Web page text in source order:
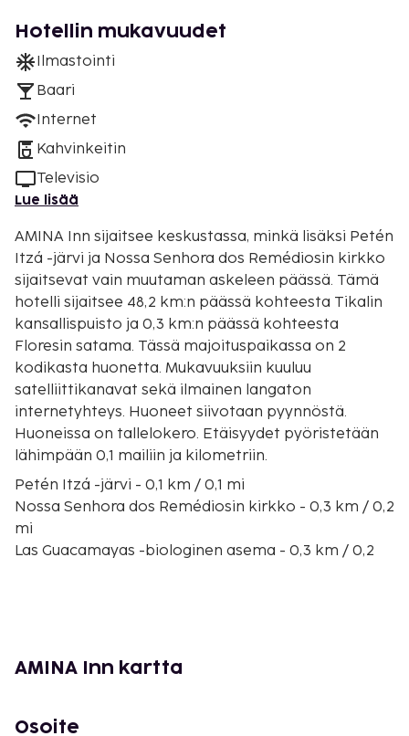
Hotellin mukavuudet
Ilmastointi
Baari
Internet
Kahvinkeitin
Televisio
Lue lisää
AMINA Inn sijaitsee keskustassa, minkä lisäksi Petén
Itzá -järvi ja Nossa Senhora dos Remédiosin kirkko
sijaitsevat vain muutaman askeleen päässä. Tämä
hotelli sijaitsee 48,2 km:n päässä kohteesta Tikalin
kansallispuisto ja 0,3 km:n päässä kohteesta
Floresin satama. Tässä majoituspaikassa on 2
kodikasta huonetta. Mukavuuksiin kuuluu
satelliittikanavat sekä ilmainen langaton
internetyhteys. Huoneet siivotaan pyynnöstä.
Huoneissa on tallelokero. Etäisyydet pyöristetään
lähimpään 0,1 mailiin ja kilometriin.
Petén Itzá -järvi - 0,1 km / 0,1 mi
Nossa Senhora dos Remédiosin kirkko - 0,3 km / 0,2
mi
Las Guacamayas -biologinen asema - 0,3 km / 0,2
Keskuspuisto - 1,1 km / 0,7 mi
Chechenalin ranta - 2,3 km / 1,4 mi
AMINA Inn kartta
Osoite